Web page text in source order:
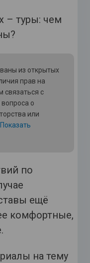
из открытых
прав на
связаться с
о
или
Показать
по
ещё
комфортные,
на тему